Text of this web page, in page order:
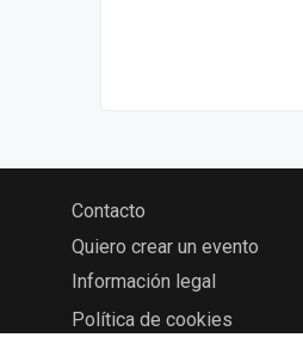
Contacto
Quiero crear un evento
Información legal
Política de cookies